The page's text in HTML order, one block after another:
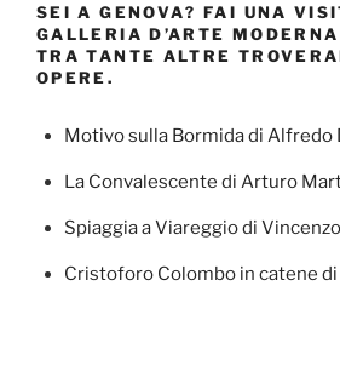
SEI A GENOVA? FAI UNA
GALLERIA D’ARTE
TRA TANTE ALTRE
OPERE.
Motivo sulla Bormida di Alfredo
La Convalescente di Arturo
Spiaggia a Viareggio di
Cristoforo Colombo in catene